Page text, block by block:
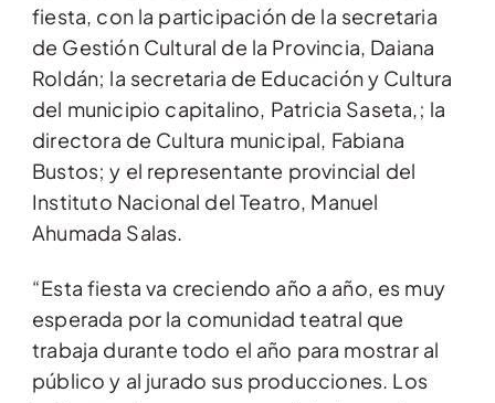
fiesta, con la participación de la secretaria
de Gestión Cultural de la Provincia, Daiana
Roldán; la secretaria de Educación y Cultura
del municipio capitalino, Patricia Saseta,; la
directora de Cultura municipal, Fabiana
Bustos; y el representante provincial del
Instituto Nacional del Teatro, Manuel
Ahumada Salas.
“Esta fiesta va creciendo año a año, es muy
esperada por la comunidad teatral que
trabaja durante todo el año para mostrar al
público y al jurado sus producciones. Los